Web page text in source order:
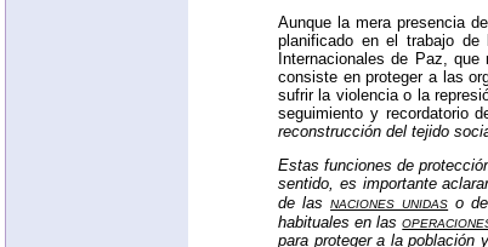
Aunque la mera presencia
planificado en el trabajo
Internacionales de Paz,
consiste en proteger a las
sufrir la violencia o la
seguimiento y recordatorio
reconstrucción del tejido
Estas funciones de
sentido, es importante
de lasnaciones unidas o
habituales en las
para proteger a la población